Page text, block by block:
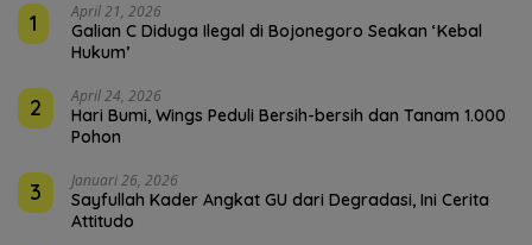
1
April 21, 2026
Galian C Diduga Ilegal di Bojonegoro Seakan ‘Kebal
Hukum’
2 April 24, 2026
Hari Bumi, Wings Peduli Bersih-bersih dan Tanam 1.000
Pohon
3 Januari 26, 2026
Sayfullah Kader Angkat GU dari Degradasi, Ini Cerita
Attitudo